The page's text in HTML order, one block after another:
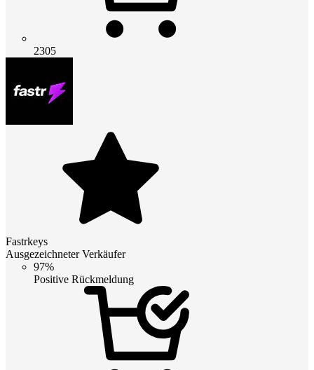
2305
Fastrkeys
Ausgezeichneter Verkäufer
97%
Positive Rückmeldung